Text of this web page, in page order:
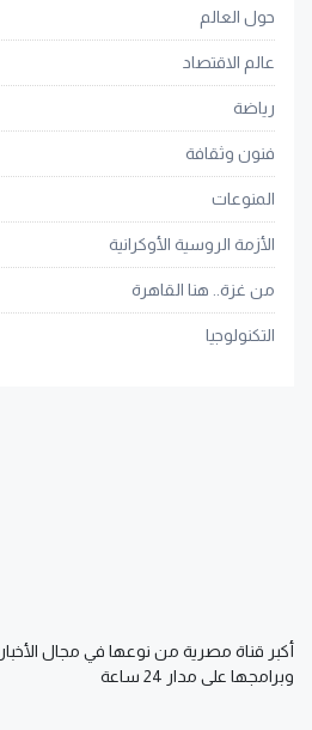
حول العالم
عالم الاقتصاد
رياضة
فنون وثقافة
المنوعات
الأزمة الروسية الأوكرانية
من غزة.. هنا القاهرة
التكنولوجيا
أكبر قناة مصرية من نوعها في مجال الأخبار
وبرامجها على مدار 24 ساعة